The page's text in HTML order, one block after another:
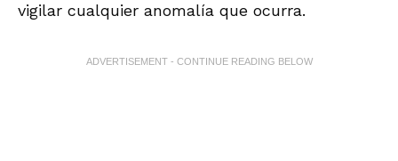
vigilar cualquier anomalía que ocurra.
ADVERTISEMENT - CONTINUE READING BELOW